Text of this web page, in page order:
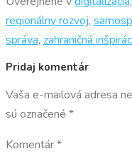
regionálny rozvoj,
správa, zahraničná
Pridaj komentár
Vaša e-mailová adresa
sú označené *
Komentár*